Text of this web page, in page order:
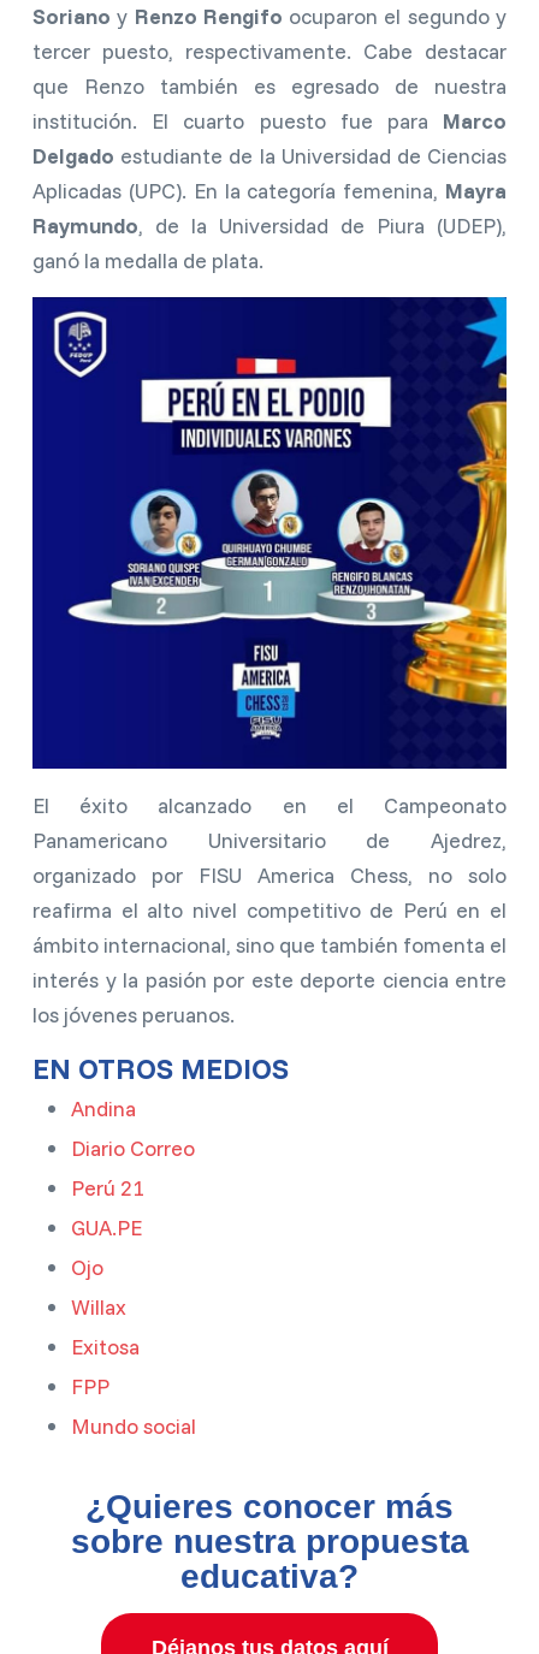
Soriano y Renzo Rengifo ocuparon el segundo y
tercer puesto, respectivamente. Cabe destacar
que Renzo también es egresado de nuestra
institución. El cuarto puesto fue para Marco
Delgado estudiante de la Universidad de Ciencias
Aplicadas (UPC). En la categoría femenina, Mayra
Raymundo, de la Universidad de Piura (UDEP),
ganó la medalla de plata.
El éxito alcanzado en el Campeonato
Panamericano Universitario de Ajedrez,
organizado por FISU America Chess, no solo
reafirma el alto nivel competitivo de Perú en el
ámbito internacional, sino que también fomenta el
interés y la pasión por este deporte ciencia entre
los jóvenes peruanos.
EN OTROS MEDIOS
Andina
Diario Correo
Perú 21
GUA.PE
Ojo
Willax
Exitosa
FPP
Mundo social
¿Quieres conocer más
sobre nuestra propuesta
educativa?
Déjanos tus datos aquí